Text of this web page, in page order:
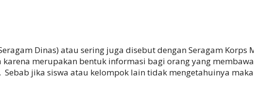
Dinas) atau sering juga disebut dengan Seragam Korps
merupakan bentuk informasi bagi orang yang
jika siswa atau kelompok lain tidak mengetahuinya